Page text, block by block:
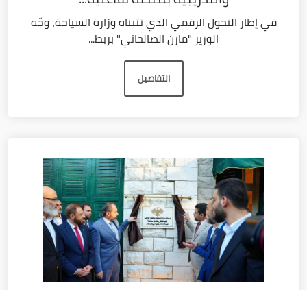
في إطار التحول الرقمي الذي تتبناه وزارة السياحة، وجّه
الوزير "مازن الصالحاني" بربط...
التفاصيل